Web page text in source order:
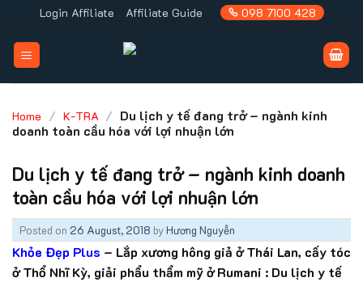
to
content
Login Affiliate Affiliate Guide 098 7100 428
Home / K-TRA / Du lịch y tế đang trở – ngành kinh
doanh toàn cầu hóa với lợi nhuận lớn
Du lịch y tế đang trở – ngành kinh doanh
toàn cầu hóa với lợi nhuận lớn
Posted on 26 August, 2018 byHương Nguyễn
Khỏe Đẹp Plus – Lắp xương hông giả ở Thái Lan, cấy tóc
ở Thổ Nhĩ Kỳ, giải phẩu thẩm mỹ ở Rumani : Du lịch y tế